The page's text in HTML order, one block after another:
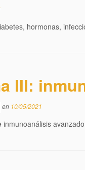
hormonas,
III:
en 10/05/2021